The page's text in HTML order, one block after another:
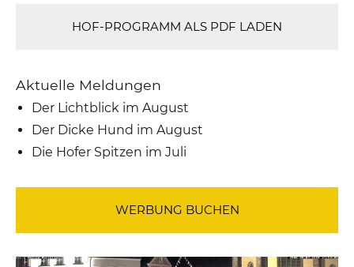
HOF-PROGRAMM ALS PDF LADEN
Aktuelle Meldungen
Der Lichtblick im August
Der Dicke Hund im August
Die Hofer Spitzen im Juli
WERBUNG BUCHEN